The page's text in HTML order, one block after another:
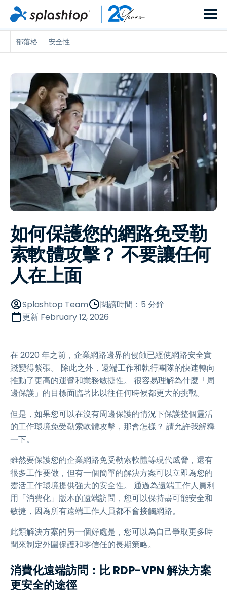
部落格 安全性
如何保護您的網路免受勒
索軟體攻擊？ 不要讓任何
人在上面
Splashtop Team
閱讀時間：5 分鐘
更新 February 12, 2026
在 2020 年之前，企業網路邊界的侵蝕已經使網路安全實
踐變得緊張。 除此之外，遠端工作和執行團隊的快速轉向
推動了更高的運營和業務敏捷性。 很容易理解為什麼「周
邊保護」的目標面臨著比以往任何時候都更大的挑戰。
但是，如果您可以在沒有周邊保護的情況下保護整個靈活
的工作環境免受勒索軟體攻擊，那會怎樣？ 請允許我解釋
一下。
雖然要保護您的企業網路免受勒索軟體等現代威脅，還有
很多工作要做，但有一個簡單的解決方案可以立即為您的
靈活工作環境提供強大的安全性。 通過為遠端工作人員利
用「消費化」版本的遠端訪問，您可以保持盡可能安全和
敏捷，因為所有遠端工作人員都不會接觸網路。
此類解決方案的另一個好處是，您可以為自己爭取更多時
間來制定外圍保護和零信任的長期策略。
消費化遠端訪問：比 RDP-VPN 解決方案
更安全的途徑